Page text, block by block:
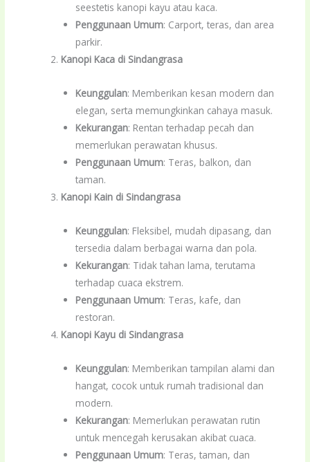
seestetis kanopi kayu atau kaca.
Penggunaan Umum: Carport, teras, dan area
parkir.
Kanopi Kaca di Sindangrasa
Keunggulan: Memberikan kesan modern dan
elegan, serta memungkinkan cahaya masuk.
Kekurangan: Rentan terhadap pecah dan
memerlukan perawatan khusus.
Penggunaan Umum: Teras, balkon, dan
taman.
Kanopi Kain di Sindangrasa
Keunggulan: Fleksibel, mudah dipasang, dan
tersedia dalam berbagai warna dan pola.
Kekurangan: Tidak tahan lama, terutama
terhadap cuaca ekstrem.
Penggunaan Umum: Teras, kafe, dan
restoran.
Kanopi Kayu di Sindangrasa
Keunggulan: Memberikan tampilan alami dan
hangat, cocok untuk rumah tradisional dan
modern.
Kekurangan: Memerlukan perawatan rutin
untuk mencegah kerusakan akibat cuaca.
Penggunaan Umum: Teras, taman, dan